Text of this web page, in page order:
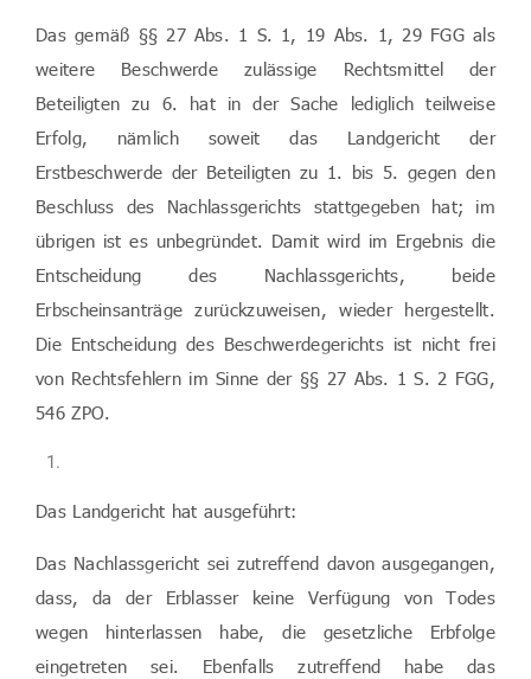
Das gemäß §§ 27 Abs. 1 S. 1, 19 Abs. 1, 29 FGG als
weitere Beschwerde zulässige Rechtsmittel der
Beteiligten zu 6. hat in der Sache lediglich teilweise
Erfolg, nämlich soweit das Landgericht der
Erstbeschwerde der Beteiligten zu 1. bis 5. gegen den
Beschluss des Nachlassgerichts stattgegeben hat; im
übrigen ist es unbegründet. Damit wird im Ergebnis die
Entscheidung des Nachlassgerichts, beide
Erbscheinsanträge zurückzuweisen, wieder hergestellt.
Die Entscheidung des Beschwerdegerichts ist nicht frei
von Rechtsfehlern im Sinne der §§ 27 Abs. 1 S. 2 FGG,
546 ZPO.
Das Landgericht hat ausgeführt:
Das Nachlassgericht sei zutreffend davon ausgegangen,
dass, da der Erblasser keine Verfügung von Todes
wegen hinterlassen habe, die gesetzliche Erbfolge
eingetreten sei. Ebenfalls zutreffend habe das